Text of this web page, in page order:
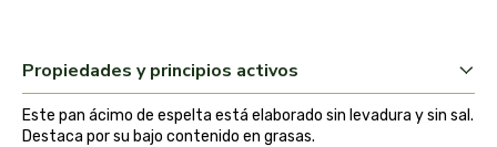
Propiedades y principios activos
Este pan ácimo de espelta está elaborado sin levadura y sin sal.
Destaca por su bajo contenido en grasas.
auma adhy
bach original